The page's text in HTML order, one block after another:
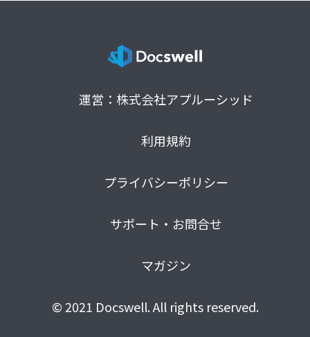
運営：株式会社アプルーシッド
利用規約
プライバシーポリシー
サポート・お問合せ
マガジン
© 2021 Docswell. All rights reserved.